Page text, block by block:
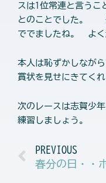
スは1位常連と言うこ
とのことでした。
ででましたね。 よ
本人は恥ずかしなが
賞状を見せにきてく
次のレースは志賀少
練習しましょう。
Prev
PREVIOUS